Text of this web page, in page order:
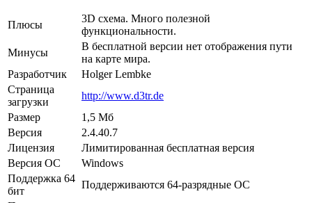
Плюсы
3D схема. Много полезной
функциональности.
Минусы
В бесплатной версии нет отображения пути
на карте мира.
Разработчик
Holger Lembke
Страница
загрузки
http://www.d3tr.de
Размер
1,5 Мб
Версия
2.4.40.7
Лицензия
Лимитированная бесплатная версия
Версия ОС
Windows
Поддержка 64
бит
Поддерживаются 64-разрядные ОС